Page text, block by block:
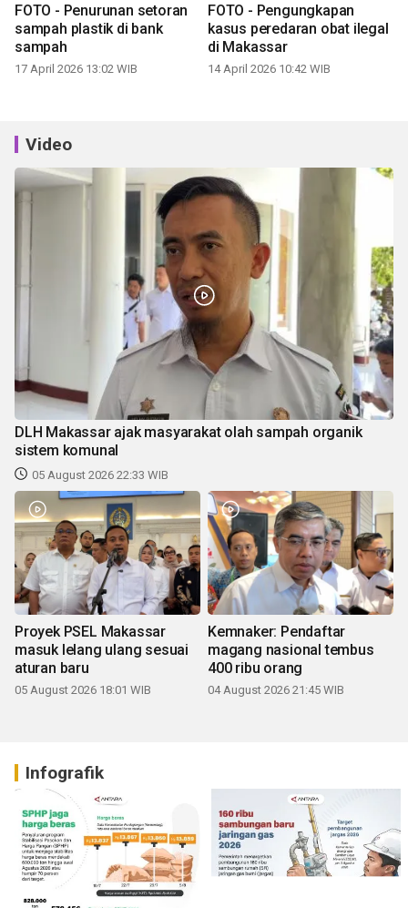
FOTO - Penurunan setoran
sampah plastik di bank
sampah
17 April 2026 13:02 WIB
FOTO - Pengungkapan
kasus peredaran obat ilegal
di Makassar
14 April 2026 10:42 WIB
Video
DLH Makassar ajak masyarakat olah sampah organik
sistem komunal
05 August 2026 22:33 WIB
Proyek PSEL Makassar
masuk lelang ulang sesuai
aturan baru
05 August 2026 18:01 WIB
Kemnaker: Pendaftar
magang nasional tembus
400 ribu orang
04 August 2026 21:45 WIB
Infografik